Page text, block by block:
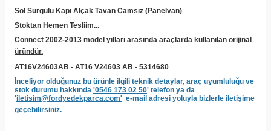
Sol Sürgülü Kapı Alçak Tavan Camsız (Panelvan)
Stoktan Hemen Tesliim...
Connect 2002-2013 model yılları arasında araçlarda kullanılan orijinal
üründür.
AT16V24603AB - AT16 V24603 AB - 5314680
İnceliyor olduğunuz bu ürünle ilgili teknik detaylar, araç uyumluluğu ve
stok durumu hakkında '0546 173 02 50' telefon ya da
'iletisim@fordyedekparca.com' e-mail adresi yoluyla bizlerle iletişime
geçebilirsiniz.